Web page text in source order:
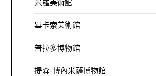
米羅美術館
畢卡索美術館
普拉多博物館
提森-博內米薩博物館